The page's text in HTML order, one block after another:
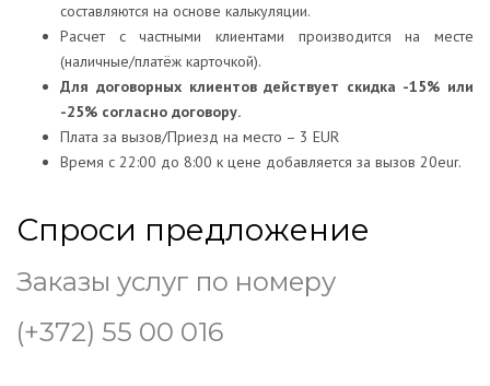
составляются на основе калькуляции.
Расчет с частными клиентами производится на месте
(наличные/платёж карточкой).
Для договорных клиентов действует скидка -15% или
-25% согласно договору.
Плата за вызов/Приезд на место – 3 EUR
Bремя с 22:00 до 8:00 к цене добавляется за вызов 20eur.
Спроси предложение
Заказы услуг по номеру
(+372) 55 00 016